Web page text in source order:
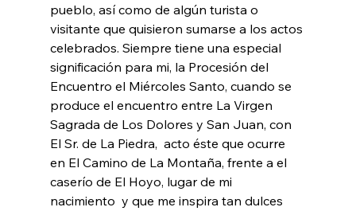
pueblo, así como de algún turista o
visitante que quisieron sumarse a los actos
celebrados. Siempre tiene una especial
significación para mi, la Procesión del
Encuentro el Miércoles Santo, cuando se
produce el encuentro entre La Virgen
Sagrada de Los Dolores y San Juan, con
El Sr. de La Piedra,  acto éste que ocurre
en El Camino de La Montaña, frente a el
caserío de El Hoyo, lugar de mi
nacimiento  y que me inspira tan dulces